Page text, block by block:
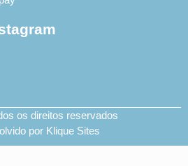
os direitos reservados
por Klique Sites